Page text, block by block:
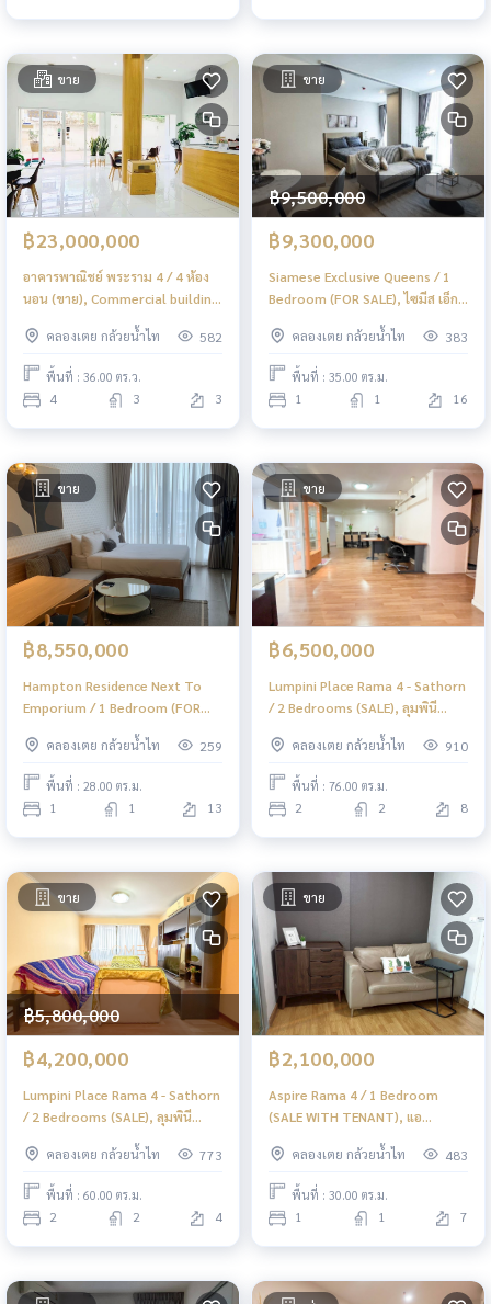
ขาย
฿23,000,000
อาคารพาณิชย์ พระราม 4 / 4 ห้อง
นอน (ขาย), Commercial building
Rama 4 / 4 Bedrooms (SALE)
DO191คลองเตย กล้วยน้ำไท 582
พื้นที่ : 36.00 ตร.ว.
4 3 3
ขาย
฿9,500,000
฿9,300,000
Siamese Exclusive Queens / 1
Bedroom (FOR SALE), ไซมีส เอ็กซ์
คลูซีฟ ควีนส์ / 1 ห้องนอน (ขาย)
F364คลองเตย กล้วยน้ำไท 383
พื้นที่ : 35.00 ตร.ม.
1 1 16
ขาย
฿8,550,000
Hampton Residence Next To
Emporium / 1 Bedroom (FOR
SALE), แฮมป์ตัน เรสซิเดนซ์ เน็กซ์ ทู
เอ็มโพเรียม / 1 ห้องนอน (ขาย)
NC106
คลองเตย กล้วยน้ำไท 259
พื้นที่ : 28.00 ตร.ม.
1 1 13
ขาย
฿6,500,000
Lumpini Place Rama 4 - Sathorn
/ 2 Bedrooms (SALE), ลุมพินี
เพลส พระราม 4 - สาทร / 2 ห้อง
นอน (ขาย) DO362
คลองเตย กล้วยน้ำไท 910
พื้นที่ : 76.00 ตร.ม.
2 2 8
ขาย
฿5,800,000
฿4,200,000
Lumpini Place Rama 4 - Sathorn
/ 2 Bedrooms (SALE), ลุมพินี
เพลส พระราม 4 - สาทร / 2 ห้อง
นอน (ขาย) DO360
คลองเตย กล้วยน้ำไท 773
พื้นที่ : 60.00 ตร.ม.
2 2 4
ขาย
฿2,100,000
Aspire Rama 4 / 1 Bedroom
(SALE WITH TENANT), แอ
สปาย พระราม 4 / 1 ห้องนอน (ขาย
พร้อมผู้เช่า) HL2011
คลองเตย กล้วยน้ำไท 483
พื้นที่ : 30.00 ตร.ม.
1 1 7